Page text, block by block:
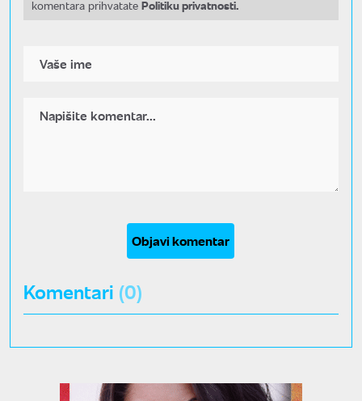
komentara prihvatate Politiku privatnosti.
Objavi komentar
Komentari (0)